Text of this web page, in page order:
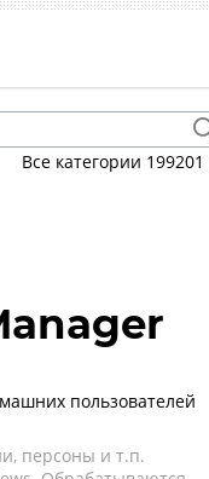
Все категории 199201
пользователей
персоны и т.п.